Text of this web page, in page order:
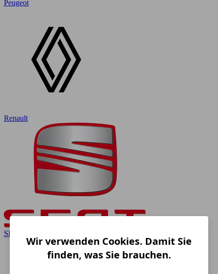
Peugeot
Renault
SEAT
Wir verwenden Cookies. Damit Sie
finden, was Sie brauchen.